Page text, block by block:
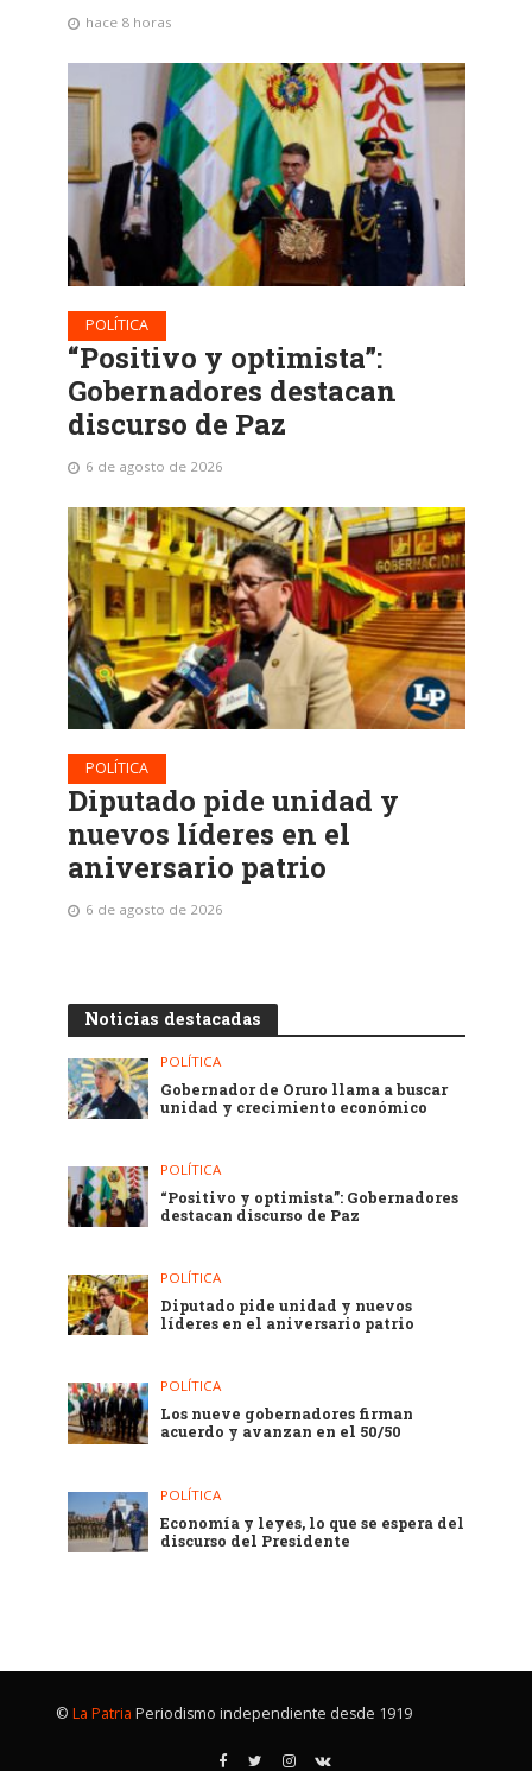
hace 8 horas
POLÍTICA
“Positivo y optimista”:
Gobernadores destacan
discurso de Paz
6 de agosto de 2026
POLÍTICA
Diputado pide unidad y
nuevos líderes en el
aniversario patrio
6 de agosto de 2026
Noticias destacadas
POLÍTICA
Gobernador de Oruro llama a buscar
unidad y crecimiento económico
POLÍTICA
“Positivo y optimista”: Gobernadores
destacan discurso de Paz
POLÍTICA
Diputado pide unidad y nuevos
líderes en el aniversario patrio
POLÍTICA
Los nueve gobernadores firman
acuerdo y avanzan en el 50/50
POLÍTICA
Economía y leyes, lo que se espera del
discurso del Presidente
© La Patria Periodismo independiente desde 1919